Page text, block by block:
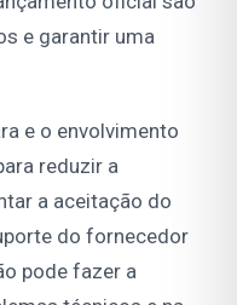
e garantir uma
e o envolvimento
reduzir a
a aceitação do
do fornecedor
pode fazer a